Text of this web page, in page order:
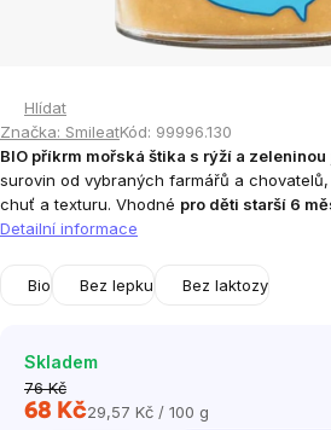
Hlídat
Značka: SmileatKód: 99996.130
BIO příkrm mořská štika s rýží a zeleninou
surovin od vybraných farmářů a
chuť a texturu. Vhodné pro děti starší 6
Detailní informace
Bio Bez lepku Bez laktozy
Skladem
76 Kč
68 KčMěrná
29,57 Kč / 100 g